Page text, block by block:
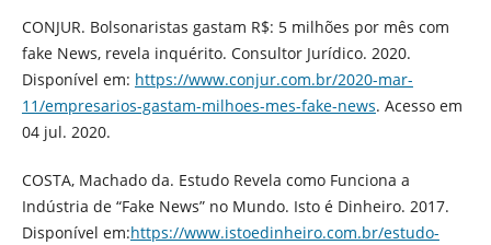
CONJUR. Bolsonaristas gastam R$: 5 milhões por mês com
fake News, revela inquérito. Consultor Jurídico. 2020.
Disponível em: https://www.conjur.com.br/2020-mar-
11/empresarios-gastam-milhoes-mes-fake-news. Acesso em
04 jul. 2020.
COSTA, Machado da. Estudo Revela como Funciona a
Indústria de “Fake News” no Mundo. Isto é Dinheiro. 2017.
Disponível em:https://www.istoedinheiro.com.br/estudo-